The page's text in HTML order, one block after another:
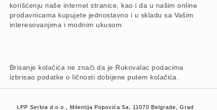
korišćenju naše internet stranice, kao i da u našim online
prodavnicama kupujete jednostavno i u skladu sa Vašim
interesovanjima i modnim ukusom.
Brisanje kolačića ne znači da je Rukovalac podacima
izbrisao podatke o ličnosti dobijene putem kolačića.
LPP Serbia d.o.o., Milentija Popovića 5a, 11070 Belgrade, Grad